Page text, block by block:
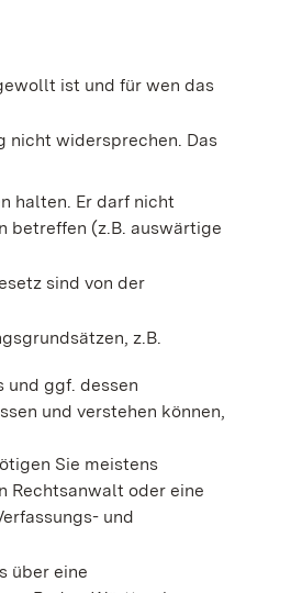
ist und für wen das
nicht widersprechen. Das
halten. Er darf nicht
betreffen (z.B. auswärtige
sind von der
z.B.
und ggf. dessen
und verstehen können,
Sie meistens
Rechtsanwalt oder eine
und
über eine